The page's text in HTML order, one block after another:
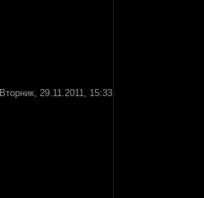
Вторник, 29.11.2011, 15:33